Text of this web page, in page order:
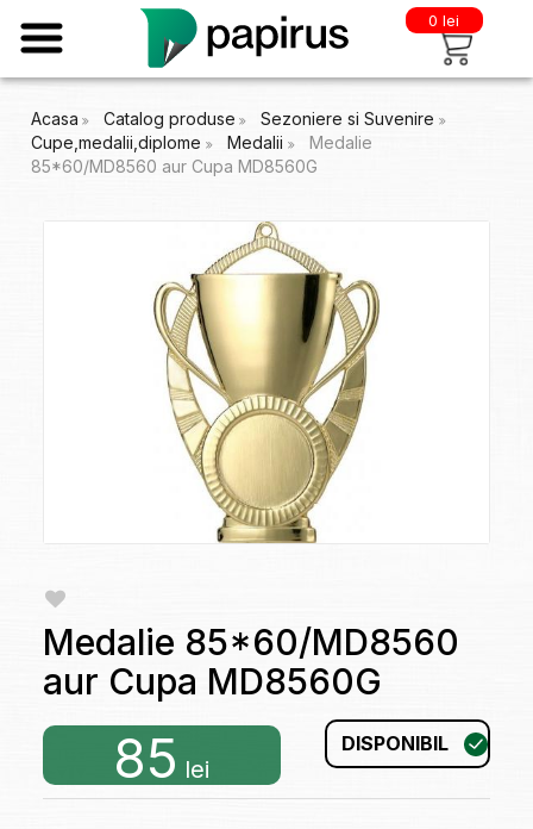
0 lei
Acasa Catalog produse
Sezoniere si Suvenire
Cupe,medalii,diplome
Medalii
Medalie
85*60/MD8560 aur Cupa MD8560G
Medalie 85*60/MD8560
aur Cupa MD8560G
85 lei
DISPONIBIL